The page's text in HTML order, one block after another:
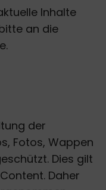
Inhalte
an die
der
Fotos, Wappen
Dies gilt
Daher